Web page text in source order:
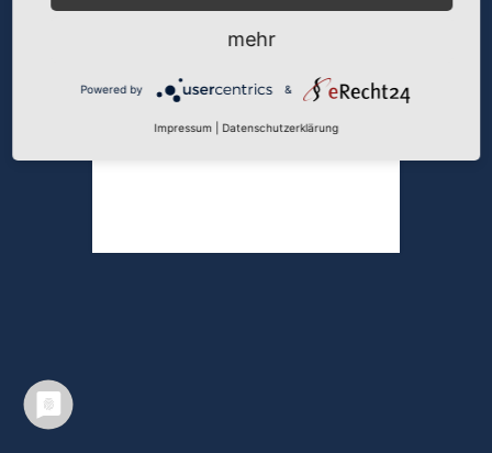
mehr
Powered by &
Impressum Datenschutzerklärung